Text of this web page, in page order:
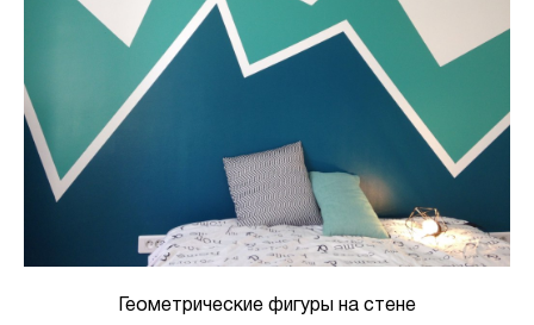
Геометрические фигуры на стене